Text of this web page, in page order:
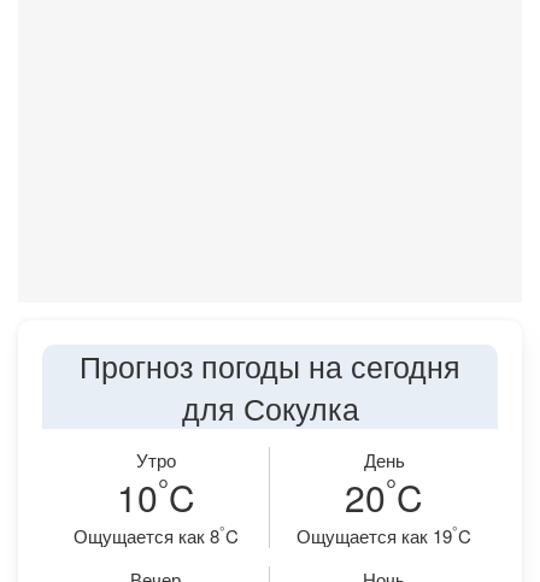
Прогноз погоды на сегодня
для Сокулка
Утро
10°C
Ощущается как 8°C
День
20°C
Ощущается как 19°C